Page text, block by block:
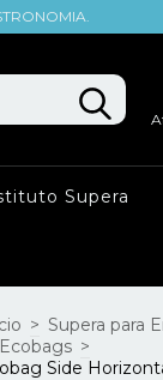
Supera
> Supera para
Ecobags >
Side